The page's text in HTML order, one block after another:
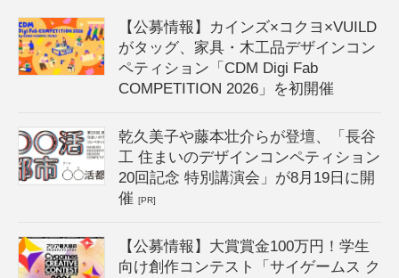
【公募情報】カインズ×コクヨ×VUILD
がタッグ、家具・木工品デザインコン
ペティション「CDM Digi Fab
COMPETITION 2026」を初開催
乾久美子や藤本壮介らが登壇、「長谷
工 住まいのデザインコンペティション
20回記念 特別講演会」が8月19日に開
催[PR]
【公募情報】大賞賞金100万円！学生
向け創作コンテスト「サイゲームス ク